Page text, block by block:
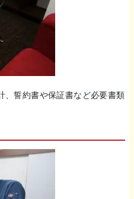
、誓約書や保証書など必要書類